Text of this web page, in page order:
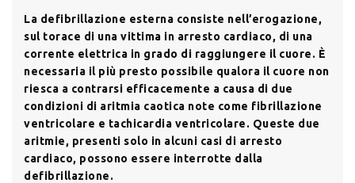
La defibrillazione esterna consiste nell’erogazione,
sul torace di una vittima in arresto cardiaco, di una
corrente elettrica in grado di raggiungere il cuore. È
necessaria il più presto possibile qualora il cuore non
riesca a contrarsi efficacemente a causa di due
condizioni di aritmia caotica note come fibrillazione
ventricolare e tachicardia ventricolare. Queste due
aritmie, presenti solo in alcuni casi di arresto
cardiaco, possono essere interrotte dalla
defibrillazione.